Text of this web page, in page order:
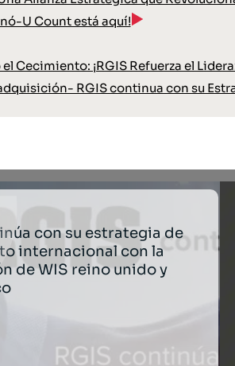
U Count está aquí!
Cecimiento: ¡RGIS Refuerza el
RGIS continua con su
con su estrategia de
internacional con la
de WIS reino unido y